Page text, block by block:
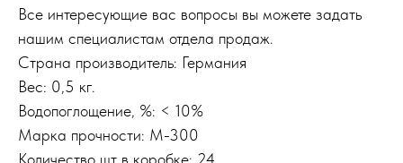
Все интересующие вас вопросы вы можете задать
нашим специалистам отдела продаж.
Страна производитель: Германия
Вес: 0,5 кг.
Водопоглощение, %: < 10%
Марка прочности: М-300
Количество шт в коробке: 24